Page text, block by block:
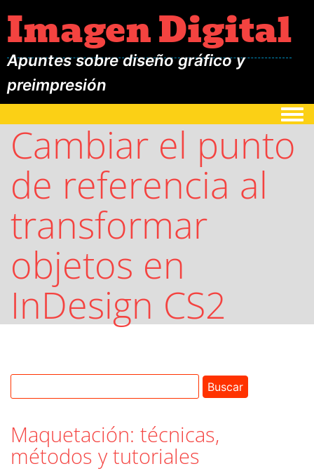
Imagen Digital
Apuntes sobre diseño gráfico y
preimpresión
Cambiar el punto
de referencia al
transformar
objetos en
InDesign CS2
Maquetación: técnicas,
métodos y tutoriales